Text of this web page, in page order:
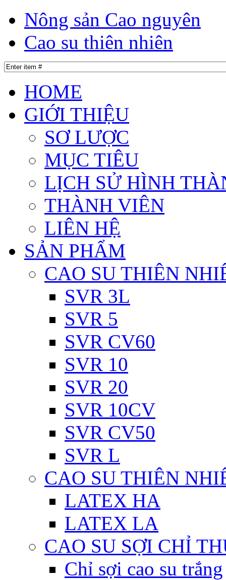
Nông sản Cao nguyên
Cao su thiên nhiên
HOME
GIỚI THIỆU
SƠ LƯỢC
MỤC TIÊU
LỊCH SỬ HÌNH
THÀNH VIÊN
LIÊN HỆ
SẢN PHẨM
CAO SU THIÊN
SVR 3L
SVR 5
SVR CV60
SVR 10
SVR 20
SVR 10CV
SVR CV50
SVR L
CAO SU THIÊN
LATEX HA
LATEX LA
CAO SU SỢI CHỈ
Chỉ sợi cao su trắng